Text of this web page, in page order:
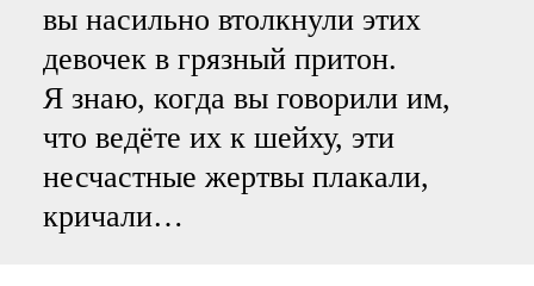
вы насильно втолкнули этих
девочек в грязный притон.
Я знаю, когда вы говорили им,
что ведёте их к шейху, эти
несчастные жертвы плакали,
кричали…